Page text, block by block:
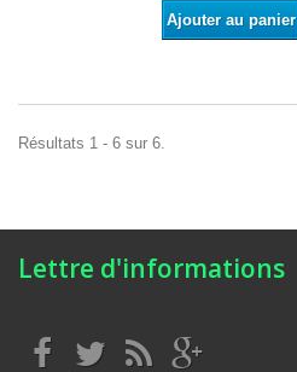
Ajouter au panier
Résultats 1 - 6 sur 6.
Lettre d'informations